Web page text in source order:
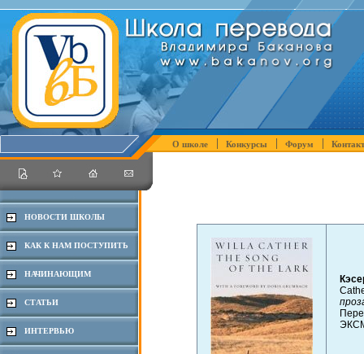
О школе Конкурсы Форум
НОВОСТИ ШКОЛЫ
КАК К НАМ ПОСТУПИТЬ
НАЧИНАЮЩИМ
СТАТЬИ
ИНТЕРВЬЮ